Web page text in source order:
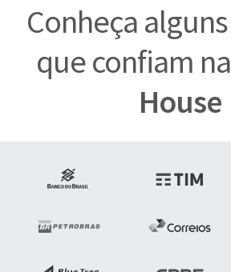
Conheça alguns
que confiam na
House